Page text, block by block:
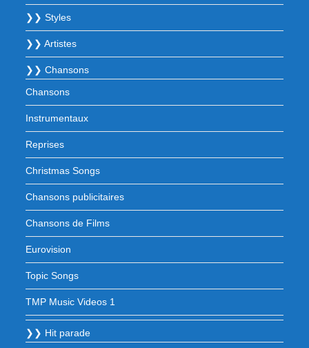
❯❯ Styles
❯❯ Artistes
❯❯ Chansons
Chansons
Instrumentaux
Reprises
Christmas Songs
Chansons publicitaires
Chansons de Films
Eurovision
Topic Songs
TMP Music Videos 1
❯❯ Hit parade